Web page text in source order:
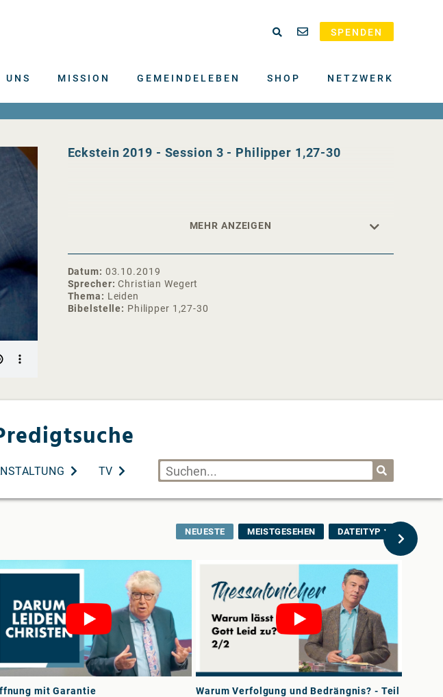
SPENDEN
UNS MISSION GEMEINDELEBEN SHOP NETZWERK
Eckstein 2019 - Session 3 - Philipper 1,27-30
Datum
03.10.2019
Sprecher Christian Wegert
Thema
Leiden
Bibelstelle
Philipper 1,27-30
TV
NEUESTE MEISTGESEHEN DATEITYP
mit Garantie
Warum Verfolgung und Bedrängnis? - Teil